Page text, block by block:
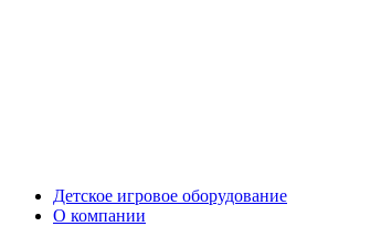
Детское игровое оборудование
О компании